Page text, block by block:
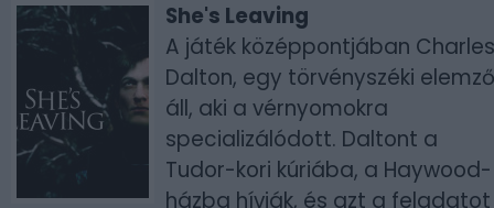
She's Leaving
A játék középpontjában Charles
Dalton, egy törvényszéki elemző
áll, aki a vérnyomokra
specializálódott. Daltont a
Tudor-kori kúriába, a Haywood-
házba hívják, és azt a feladatot